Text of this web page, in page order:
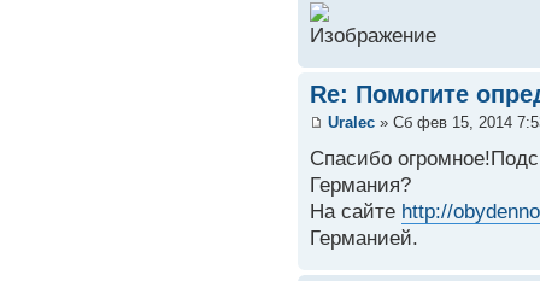
Re: Помогите
Uralec » Сб фев 15, 2014
Спасибо
Германия?
На сайте http://
Германией.